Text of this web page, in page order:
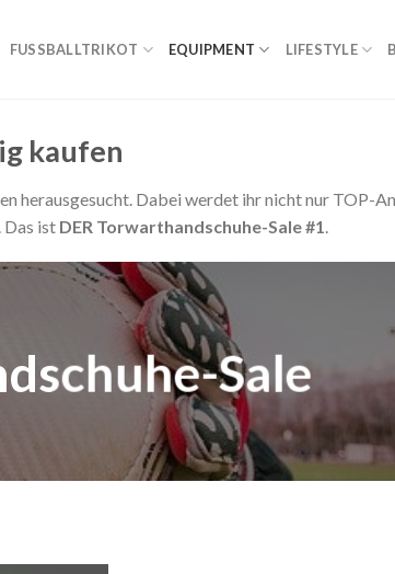
FUSSBALLTRIKOT EQUIPMENT LIFESTYLE
kaufen
herausgesucht. Dabei werdet ihr nicht nur TOP-
Das ist DER Torwarthandschuhe-Sale #1
Sale